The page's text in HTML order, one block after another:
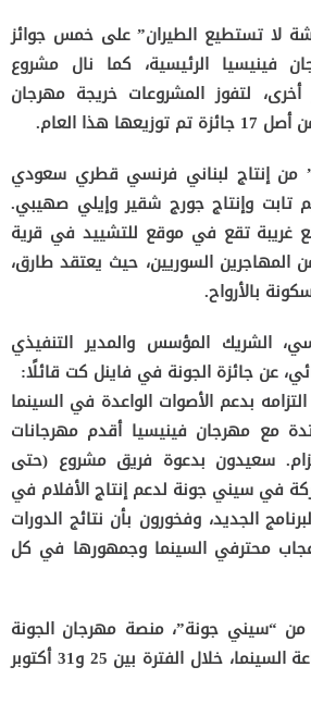
لا تستطيع الطيران” على خمس جوائز
فينيسيا الرئيسية، كما نال مشروع
لتفوز المشروعات خريجة مهرجان
هذا العام.
من إنتاج لبناني فرنسي قطري سعودي
تابت وإنتاج جورج شقير وإيلي صهيبي.
غريبة تقع في موقع للتشييد في قرية
المهاجرين السوريين، حيث يعتقد طارق،
بالأرواح.
الشريك المؤسس والمدير التنفيذي
عن جائزة الجونة في فاينل كت قائلًا:
بدعم الأصوات الواعدة في السينما
مع مهرجان فينيسيا أقدم مهرجانات
سعيدون بدعوة فريق مشروع (حتى
في سيني جونة لدعم إنتاج الأفلام في
الجديد، وفخورون بأن نتائج الدورات
محترفي السينما وجمهورها في كل
من “سيني جونة”، منصة مهرجان الجونة
المخصصة لمحترفي صناعة السينما، خلال الفترة بين 25 و31 أكتوبر